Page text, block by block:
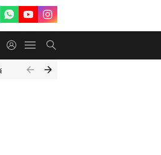
Travel Expenditure